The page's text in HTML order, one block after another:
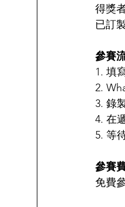
得獎
已訂
參賽
1. 填
2.
3. 錄
4. 在
5. 等
參賽
免費